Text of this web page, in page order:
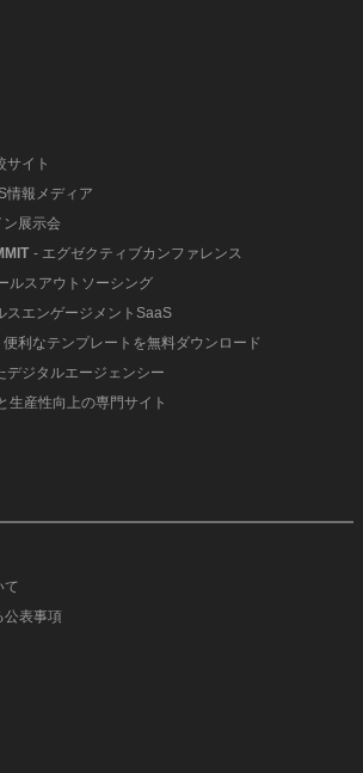
サイト
情報メディア
ン展示会
- エグゼクティブカンファレンス
ルスアウトソーシング
スエンゲージメントSaaS
便利なテンプレートを無料ダウンロード
デジタルエージェンシー
生産性向上の専門サイト
て
公表事項